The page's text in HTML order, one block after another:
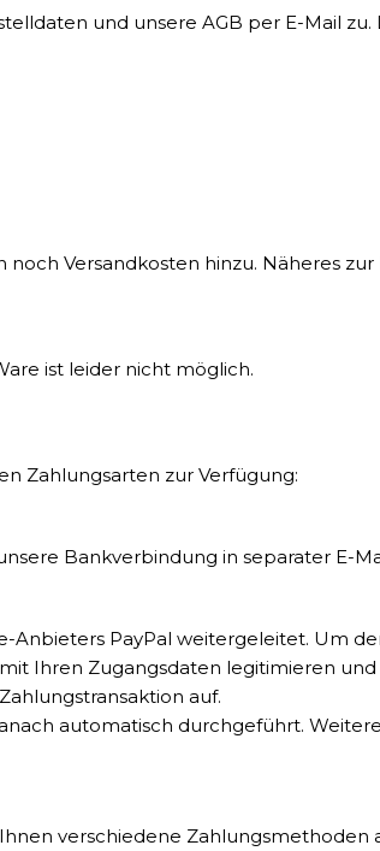
und unsere AGB per E-Mail
Versandkosten hinzu. Näheres
ist leider nicht möglich.
Zahlungsarten zur Verfügung:
Bankverbindung in separater E-
Anbieters PayPal weitergeleitet. Um
Ihren Zugangsdaten legitimieren
auf.
automatisch durchgeführt.
verschiedene Zahlungsmethoden